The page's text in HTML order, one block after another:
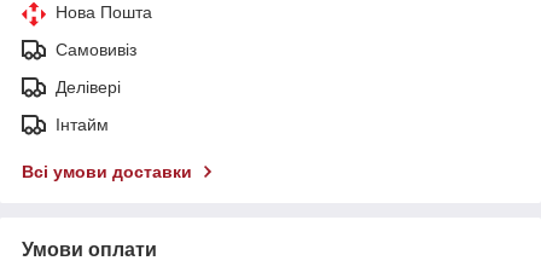
Нова Пошта
Самовивіз
Делівері
Інтайм
Всі умови доставки
Умови оплати